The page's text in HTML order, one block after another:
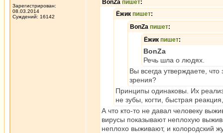
Зарегистрирован:
08.03.2014
Суждений: 16142
BonZa пишет:
Ёжик пишет:
BonZa пишет:
Ёжик пишет:
BonZa
Речь шла о людях.
Вы всегда утверждаете,
зрения?
Принципы одинаковы. Их
не зубы, когти, быстрая
А что кто-то не давал человеку
вирусы показывают неплохую
неплохо выживают, и колородский